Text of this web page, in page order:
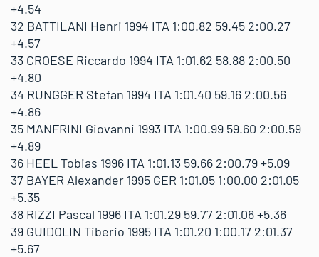
+4.54
32 BATTILANI Henri 1994 ITA 1:00.82 59.45 2:00.27
+4.57
33 CROESE Riccardo 1994 ITA 1:01.62 58.88 2:00.50
+4.80
34 RUNGGER Stefan 1994 ITA 1:01.40 59.16 2:00.56
+4.86
35 MANFRINI Giovanni 1993 ITA 1:00.99 59.60 2:00.59
+4.89
36 HEEL Tobias 1996 ITA 1:01.13 59.66 2:00.79 +5.09
37 BAYER Alexander 1995 GER 1:01.05 1:00.00 2:01.05
+5.35
38 RIZZI Pascal 1996 ITA 1:01.29 59.77 2:01.06 +5.36
39 GUIDOLIN Tiberio 1995 ITA 1:01.20 1:00.17 2:01.37
+5.67